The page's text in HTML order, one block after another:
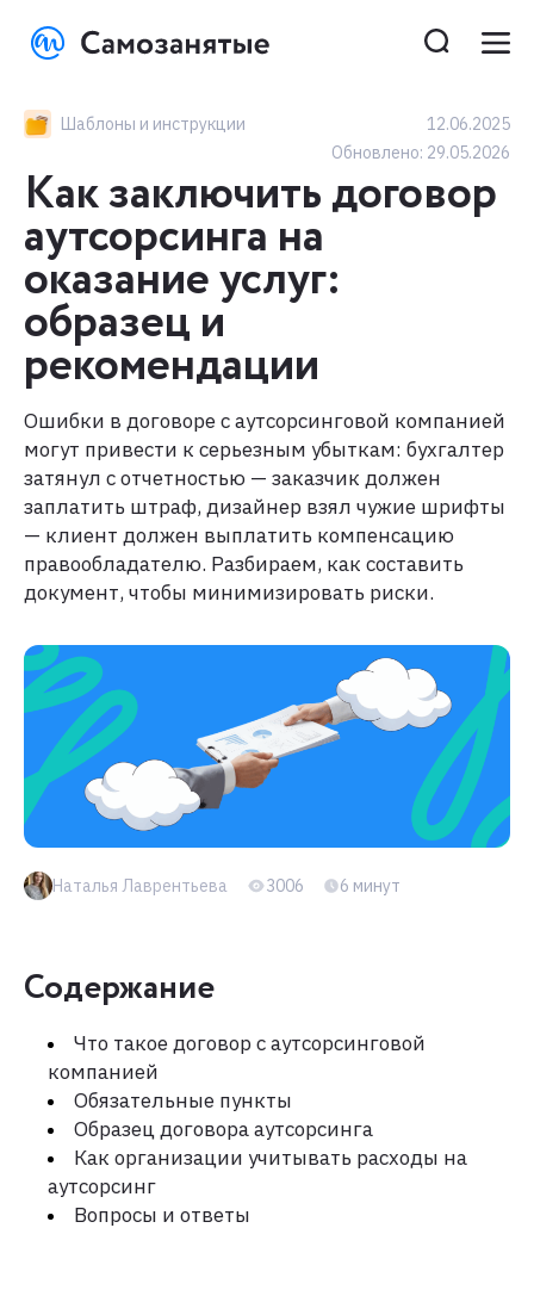
Шаблоны и инструкции
12.06.2025
Обновлено: 29.05.2026
Как заключить договор
аутсорсинга на
оказание услуг:
образец и
рекомендации
Ошибки в договоре с аутсорсинговой компанией
могут привести к серьезным убыткам: бухгалтер
затянул с отчетностью — заказчик должен
заплатить штраф, дизайнер взял чужие шрифты
— клиент должен выплатить компенсацию
правообладателю. Разбираем, как составить
документ, чтобы минимизировать риски.
Наталья Лаврентьева 3006 6 минут
Содержание
Что такое договор с аутсорсинговой
компанией
Обязательные пункты
Образец договора аутсорсинга
Как организации учитывать расходы на
аутсорсинг
Вопросы и ответы